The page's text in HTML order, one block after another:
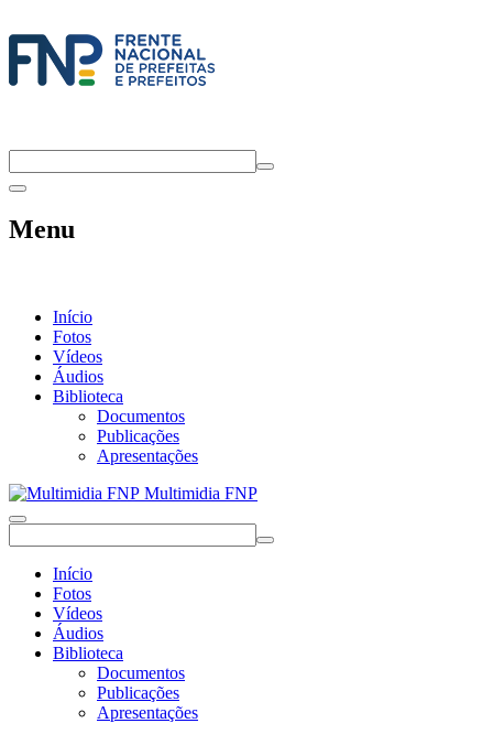
Menu
Início
Fotos
Vídeos
Áudios
Biblioteca
Documentos
Publicações
Apresentações
Multimidia FNP
Início
Fotos
Vídeos
Áudios
Biblioteca
Documentos
Publicações
Apresentações